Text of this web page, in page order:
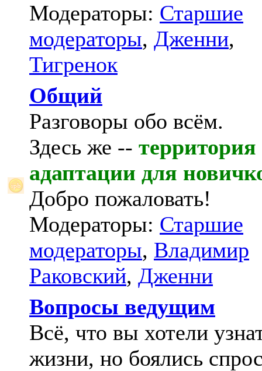
Модераторы: Старшие
модераторы, Дженни,
Тигренок
Общий
Разговоры обо всём.
Здесь же -- территория
адаптации для
Добро пожаловать!
Модераторы: Старшие
модераторы, Владимир
Раковский, Дженни
Вопросы ведущим
Всё, что вы хотели
жизни, но боялись